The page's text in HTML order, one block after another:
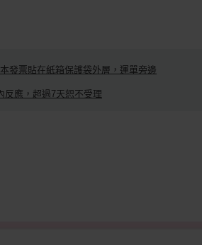
發票貼在紙箱保護袋外層，運單旁邊
反應，超過7天恕不受理